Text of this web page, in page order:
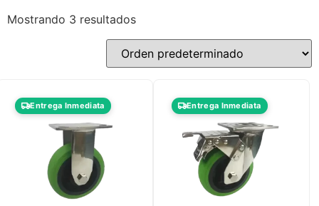
Mostrando 3 resultados
Entrega Inmediata Entrega Inmediata